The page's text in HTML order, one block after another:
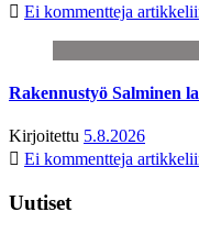
Ei kommentteja
Rakennustyö Salminen
Kirjoitettu 5.8.2026
Ei kommentteja
Uutiset